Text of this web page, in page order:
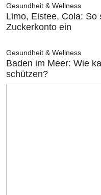
Gesundheit & Wellness
Limo, Eistee, Cola: So
Zuckerkonto ein
Gesundheit & Wellness
Baden im Meer: Wie
schützen?